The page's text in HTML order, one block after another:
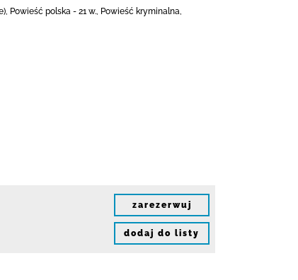
Powieść polska - 21 w., Powieść kryminalna,
zarezerwuj
dodaj do listy